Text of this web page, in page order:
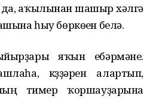
да, аҡылынан шашыр хәлгә
һыу бөркөүен белә.
яҡын ебәрмәне.
күҙҙәрен алартып,
тимер ҡоршауҙарына